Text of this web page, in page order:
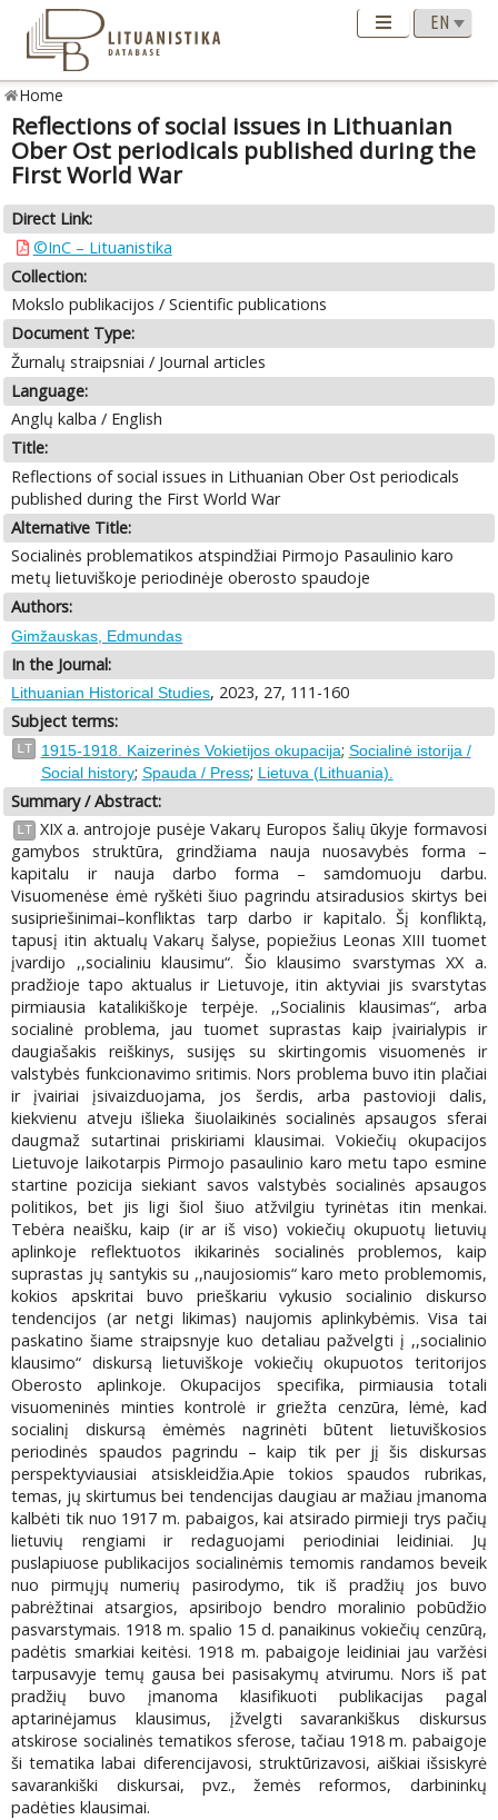
Home
Reflections of social issues in Lithuanian
Ober Ost periodicals published during the
First World War
Direct Link:
©InC – Lituanistika
Collection:
Mokslo publikacijos / Scientific publications
Document Type:
Žurnalų straipsniai / Journal articles
Language:
Anglų kalba / English
Title:
Reflections of social issues in Lithuanian Ober Ost periodicals
published during the First World War
Alternative Title:
Socialinės problematikos atspindžiai Pirmojo Pasaulinio karo
metų lietuviškoje periodinėje oberosto spaudoje
Authors:
Gimžauskas, Edmundas
In the Journal:
Lithuanian Historical Studies, 2023, 27, 111-160
Subject terms:
LT 1915-1918. Kaizerinės Vokietijos okupacija; Socialinė istorija /
Social history; Spauda / Press; Lietuva (Lithuania).
Summary / Abstract:
LT XIX a. antrojoje pusėje Vakarų Europos šalių ūkyje formavosi
gamybos struktūra, grindžiama nauja nuosavybės forma –
kapitalu ir nauja darbo forma – samdomuoju darbu.
Visuomenėse ėmė ryškėti šiuo pagrindu atsiradusios skirtys bei
susipriešinimai–konfliktas tarp darbo ir kapitalo. Šį konfliktą,
tapusį itin aktualų Vakarų šalyse, popiežius Leonas XIII tuomet
įvardijo ,,socialiniu klausimu“. Šio klausimo svarstymas XX a.
pradžioje tapo aktualus ir Lietuvoje, itin aktyviai jis svarstytas
pirmiausia katalikiškoje terpėje. ,,Socialinis klausimas“, arba
socialinė problema, jau tuomet suprastas kaip įvairialypis ir
daugiašakis reiškinys, susijęs su skirtingomis visuomenės ir
valstybės funkcionavimo sritimis. Nors problema buvo itin plačiai
ir įvairiai įsivaizduojama, jos šerdis, arba pastovioji dalis,
kiekvienu atveju išlieka šiuolaikinės socialinės apsaugos sferai
daugmaž sutartinai priskiriami klausimai. Vokiečių okupacijos
Lietuvoje laikotarpis Pirmojo pasaulinio karo metu tapo esmine
startine pozicija siekiant savos valstybės socialinės apsaugos
politikos, bet jis ligi šiol šiuo atžvilgiu tyrinėtas itin menkai.
Tebėra neaišku, kaip (ir ar iš viso) vokiečių okupuotų lietuvių
aplinkoje reflektuotos ikikarinės socialinės problemos, kaip
suprastas jų santykis su ,,naujosiomis“ karo meto problemomis,
kokios apskritai buvo prieškariu vykusio socialinio diskurso
tendencijos (ar netgi likimas) naujomis aplinkybėmis. Visa tai
paskatino šiame straipsnyje kuo detaliau pažvelgti į ,,socialinio
klausimo“ diskursą lietuviškoje vokiečių okupuotos teritorijos
Oberosto aplinkoje. Okupacijos specifika, pirmiausia totali
visuomeninės minties kontrolė ir griežta cenzūra, lėmė, kad
socialinį diskursą ėmėmės nagrinėti būtent lietuviškosios
periodinės spaudos pagrindu – kaip tik per jį šis diskursas
perspektyviausiai atsiskleidžia.Apie tokios spaudos rubrikas,
temas, jų skirtumus bei tendencijas daugiau ar mažiau įmanoma
kalbėti tik nuo 1917 m. pabaigos, kai atsirado pirmieji trys pačių
lietuvių rengiami ir redaguojami periodiniai leidiniai. Jų
puslapiuose publikacijos socialinėmis temomis randamos beveik
nuo pirmųjų numerių pasirodymo, tik iš pradžių jos buvo
pabrėžtinai atsargios, apsiribojo bendro moralinio pobūdžio
pasvarstymais. 1918 m. spalio 15 d. panaikinus vokiečių cenzūrą,
padėtis smarkiai keitėsi. 1918 m. pabaigoje leidiniai jau varžėsi
tarpusavyje temų gausa bei pasisakymų atvirumu. Nors iš pat
pradžių buvo įmanoma klasifikuoti publikacijas pagal
aptarinėjamus klausimus, įžvelgti savarankiškus diskursus
atskirose socialinės tematikos sferose, tačiau 1918 m. pabaigoje
ši tematika labai diferencijavosi, struktūrizavosi, aiškiai išsiskyrė
savarankiški diskursai, pvz., žemės reformos, darbininkų
padėties klausimai.